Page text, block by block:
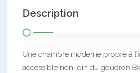
Description
Une chambre moderne propre à
accessible non loin du goudron